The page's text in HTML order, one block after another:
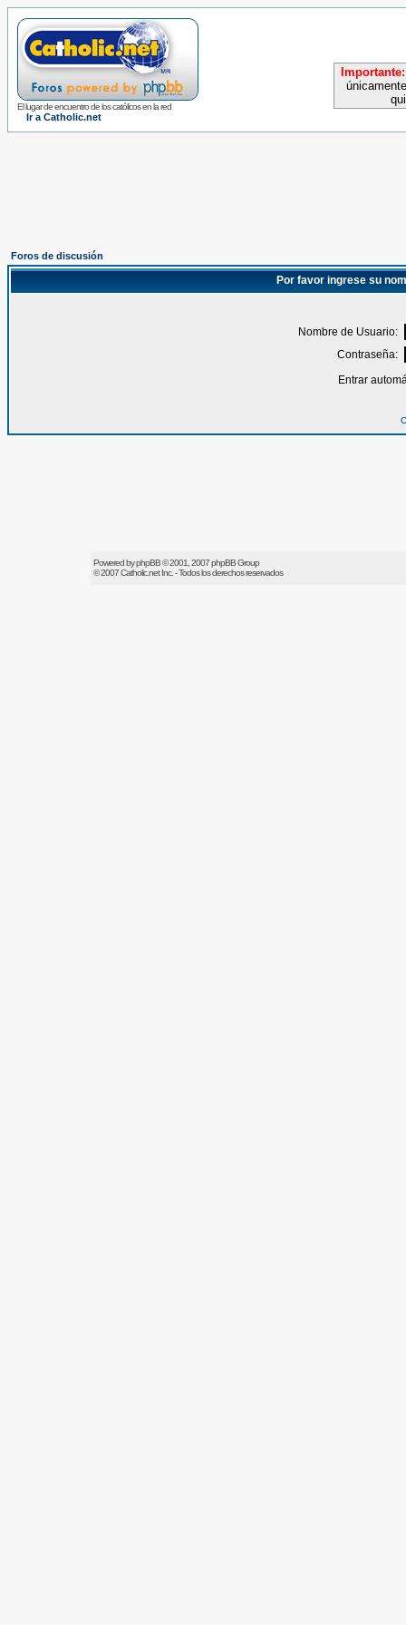
El lugar de encuentro de los católicos en la red
Ir a Catholic.net
Importante:
Foros de discusión
Por favor ingrese su
Nombre de Usuario:
Contraseña:
Entrar
Powered byphpBB© 2001, 2007 phpBB Group
© 2007Catholic.netInc. - Todos los derechos reservados